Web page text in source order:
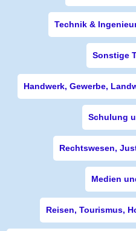
Technik &
Sonstige
Handwerk, Gewerbe,
Schulung
Rechtswesen,
Medien
Reisen, Tourismus,